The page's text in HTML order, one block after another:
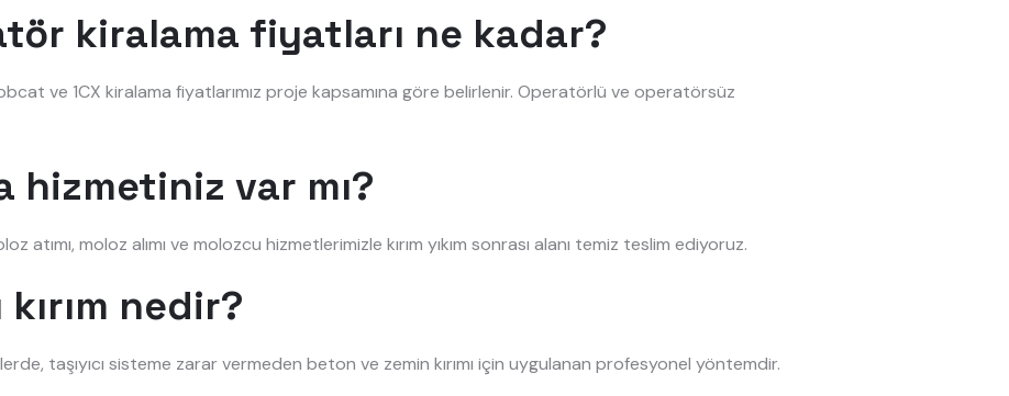
kiralama fiyatları ne kadar?
ve 1CX kiralama fiyatlarımız proje kapsamına göre belirlenir. Operatörlü ve operatörsüz
hizmetiniz var mı?
atımı, moloz alımı ve molozcu hizmetlerimizle kırım yıkım sonrası alanı temiz teslim ediyoruz.
nedir?
taşıyıcı sisteme zarar vermeden beton ve zemin kırımı için uygulanan profesyonel yöntemdir.